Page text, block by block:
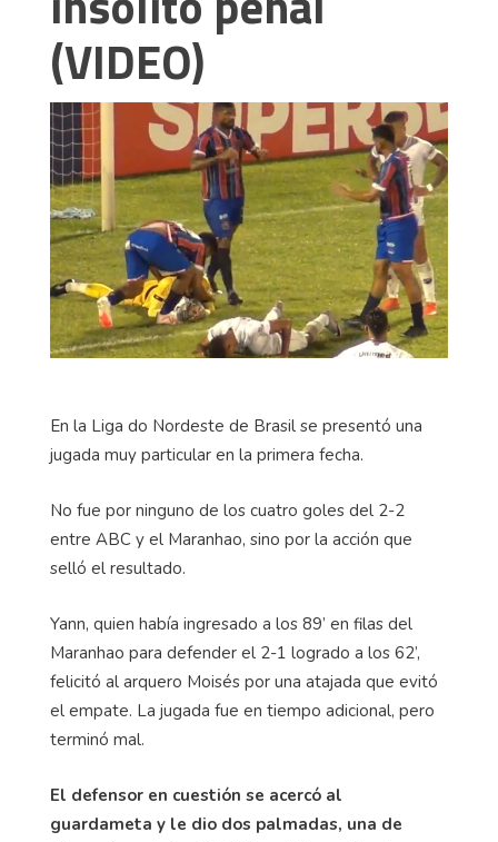
(VIDEO)
En la Liga do Nordeste de Brasil se presentó una
jugada muy particular en la primera fecha.
No fue por ninguno de los cuatro goles del 2-2
entre ABC y el Maranhao, sino por la acción que
selló el resultado.
Yann, quien había ingresado a los 89’ en filas del
Maranhao para defender el 2-1 logrado a los 62’,
felicitó al arquero Moisés por una atajada que evitó
el empate. La jugada fue en tiempo adicional, pero
terminó mal.
El defensor en cuestión se acercó al
guardameta y le dio dos palmadas, una de